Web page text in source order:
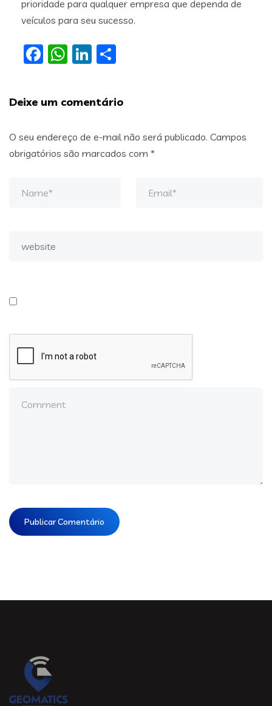
prioridade para qualquer empresa que dependa de
veículos para seu sucesso.
Facebook
WhatsApp
LinkedIn
Deixe um comentário
O seu endereço de e-mail não será publicado. Campos
obrigatórios são marcados com *